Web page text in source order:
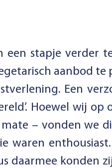
een stapje verder
aanbod te
Een
Hoewel wij op
– vonden we
waren
daarmee konden